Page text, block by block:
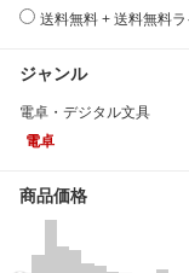
送料無料 + 送料無料ラ
ジャンル
電卓・デジタル文具
電卓
商品価格